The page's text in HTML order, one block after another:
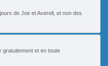
de Joe et Averell, et non des
gratuitement et en toute